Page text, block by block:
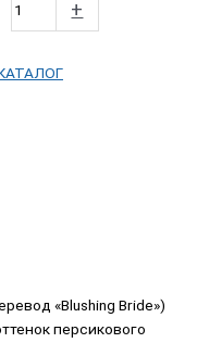
+
«Blushing Bride»)
персикового